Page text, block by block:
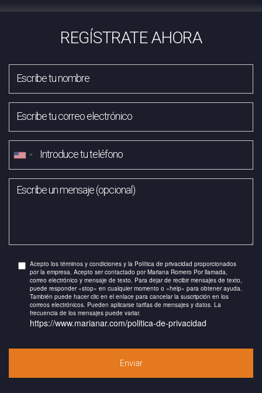
REGÍSTRATE AHORA
Acepto los términos y condiciones y la Política de privacidad proporcionados
por la empresa. Acepto ser contactado por Mariana Romero Por llamada,
correo electrónico y mensaje de texto. Para dejar de recibir mensajes de texto,
puede responder «stop» en cualquier momento o «help» para obtener ayuda.
También puede hacer clic en el enlace para cancelar la suscripción en los
correos electrónicos. Pueden aplicarse tarifas de mensajes y datos. La
frecuencia de los mensajes puede variar.
https://www.marianar.com/politica-de-privacidad
Enviar